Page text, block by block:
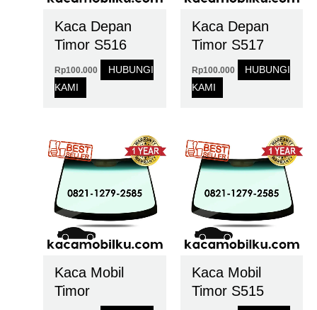
Kaca Depan
Timor S516
Rp100.000
HUBUNGI
KAMI
Kaca Depan
Timor S517
Rp100.000
HUBUNGI
KAMI
Kaca Mobil
Timor
Kaca Mobil
Timor S515